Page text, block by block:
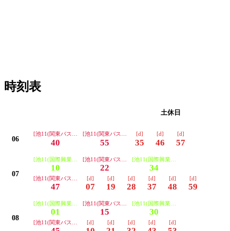
時刻表
土休日
06
[池11(関東バス) 池袋駅西口 中野5経由]
40
[池11(関東バス) 池袋駅西口 中野5経由]
55
[d]
35
[d]
46
[d]
57
07
[池11(国際興業) 池袋駅西口 中野5経由]
10
[池11(関東バス) 池袋駅西口 中野5経由]
22
[池11(国際興業) 池袋駅西口 中野5経
34
[池11(関東バス) 池袋駅西口 中野5経由]
47
[d]
07
[d]
19
[d]
28
[d]
37
[d]
48
[d]
59
08
[池11(国際興業) 池袋駅西口 中野5経由]
01
[池11(関東バス) 池袋駅西口 中野5経由]
15
[池11(国際興業) 池袋駅西口 中野5経
30
[池11(関東バス) 池袋駅西口 中野5経由]
[d] [d] [d] [d] [d]